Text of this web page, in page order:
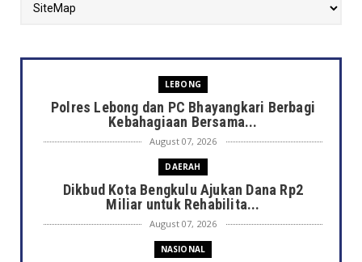
LEBONG
Polres Lebong dan PC Bhayangkari Berbagi
Kebahagiaan Bersama...
August 07, 2026
DAERAH
Dikbud Kota Bengkulu Ajukan Dana Rp2
Miliar untuk Rehabilita...
August 07, 2026
NASIONAL